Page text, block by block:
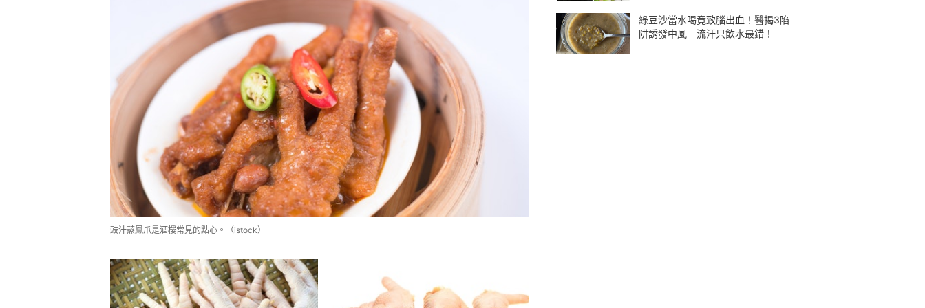
豉汁蒸鳳爪是酒樓常見的點心。（istock）
綠豆沙當水喝竟致腦出血！醫揭3陷
阱誘發中風 流汗只飲水最錯！